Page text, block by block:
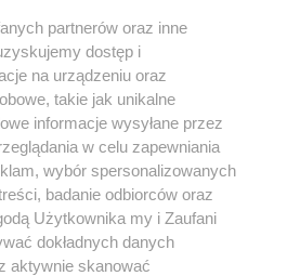
partnerów oraz inne
dostęp i
na urządzeniu oraz
takie jak unikalne
informacje wysyłane przez
w celu zapewniania
wybór spersonalizowanych
badanie odbiorców oraz
Użytkownika my i Zaufani
dokładnych danych
aktywnie skanować